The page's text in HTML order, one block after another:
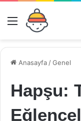
Menü
Anasayfa /Genel
Hapşu: